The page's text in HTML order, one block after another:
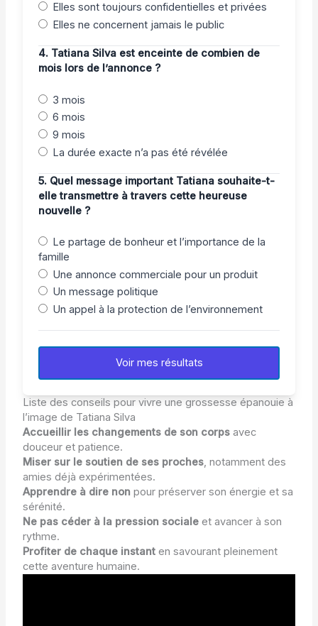
Elles sont toujours confidentielles et privées
Elles ne concernent jamais le public
4. Tatiana Silva est enceinte de combien de
mois lors de l’annonce ?
3 mois
6 mois
9 mois
La durée exacte n’a pas été révélée
5. Quel message important Tatiana souhaite-t-
elle transmettre à travers cette heureuse
nouvelle ?
Le partage de bonheur et l’importance de la
famille
Une annonce commerciale pour un produit
Un message politique
Un appel à la protection de l’environnement
Voir mes résultats
Liste des conseils pour vivre une grossesse épanouie à
l’image de Tatiana Silva
Accueillir les changements de son corpsavec
douceur et patience.
Miser sur le soutien de ses proches, notamment des
amies déjà expérimentées.
Apprendre à dire nonpour préserver son énergie et sa
sérénité.
Ne pas céder à la pression socialeet avancer à son
rythme.
Profiter de chaque instanten savourant pleinement
cette aventure humaine.